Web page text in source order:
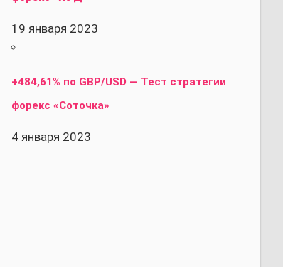
19 января 2023
+484,61% по GBP/USD — Тест стратегии
форекс «Соточка»
4 января 2023